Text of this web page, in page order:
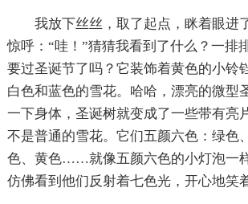
我放下丝丝，取了起点，眯着眼进
惊呼：“哇！”猜猜我看到了什么？一排
要过圣诞节了吗？它装饰着黄色的小铃
白色和蓝色的雪花。哈哈，漂亮的微型
一下身体，圣诞树就变成了一些带有亮
不是普通的雪花。它们五颜六色：绿色
色、黄色……就像五颜六色的小灯泡一
仿佛看到他们反射着七色光，开心地笑